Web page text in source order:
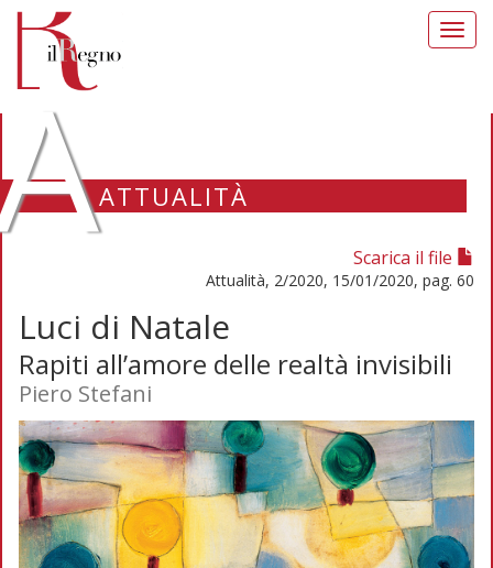
ATTUALITÀ
Scarica il file
Attualità, 2/2020, 15/01/2020, pag. 60
Luci di Natale
Rapiti all’amore delle realtà invisibili
Piero Stefani